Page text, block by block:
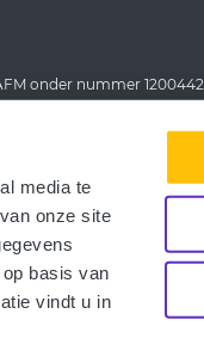
media te
onze site
basis van
vindt u in
onder nummer
Financiële